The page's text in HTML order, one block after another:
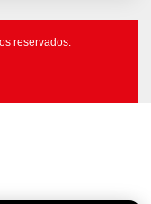
reservados.